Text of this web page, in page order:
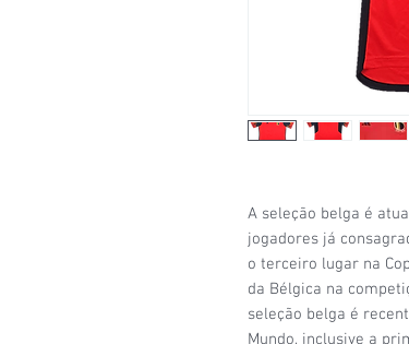
A seleção belga é
jogadores já
o terceiro lugar na
da Bélgica na
seleção belga é
Mundo, inclusive a